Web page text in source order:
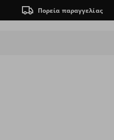
Πορεία παραγγελίας